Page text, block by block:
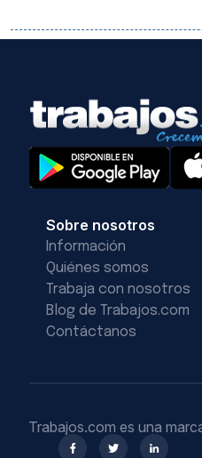
Sobre nosotros
Información
Quiénes somos
Trabaja con nosotros
Blog de Trabajos.com
Contáctanos
Trabajos.com es una